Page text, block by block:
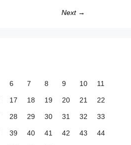
Next →
6 7 8 9 10 11
17 18 19 20 21 22
28 29 30 31 32 33
39 40 41 42 43 44